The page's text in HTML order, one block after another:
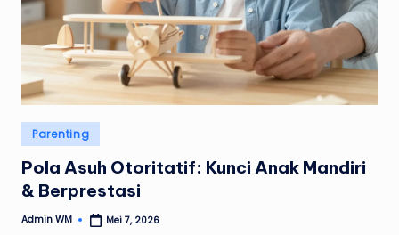
Posted
in
Parenting
Pola Asuh Otoritatif: Kunci Anak Mandiri
& Berprestasi
Posted
Admin WM Mei 7, 2026